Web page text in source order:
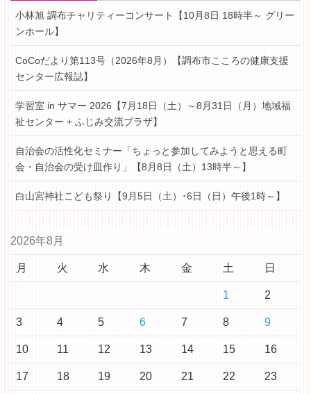
小林旭 調布チャリティーコンサート【10月8日 18時半～ グリー
ンホール】
CoCoだより第113号（2026年8月）【調布市こころの健康支援
センター広報誌】
学習室 in サマー 2026【7月18日（土）～8月31日（月）地域福
祉センター + ふじみ交流プラザ】
自治会の活性化セミナー「ちょっと参加してみようと思える町
会・自治会の受け皿作り」【8月8日（土）13時半～】
白山宮神社こども祭り【9月5日（土）･6日（日）午後1時～】
2026年8月
月 火 水 木 金 土 日
1 2
3 4 5 6 7 8 9
10 11 12 13 14 15 16
17 18 19 20 21 22 23